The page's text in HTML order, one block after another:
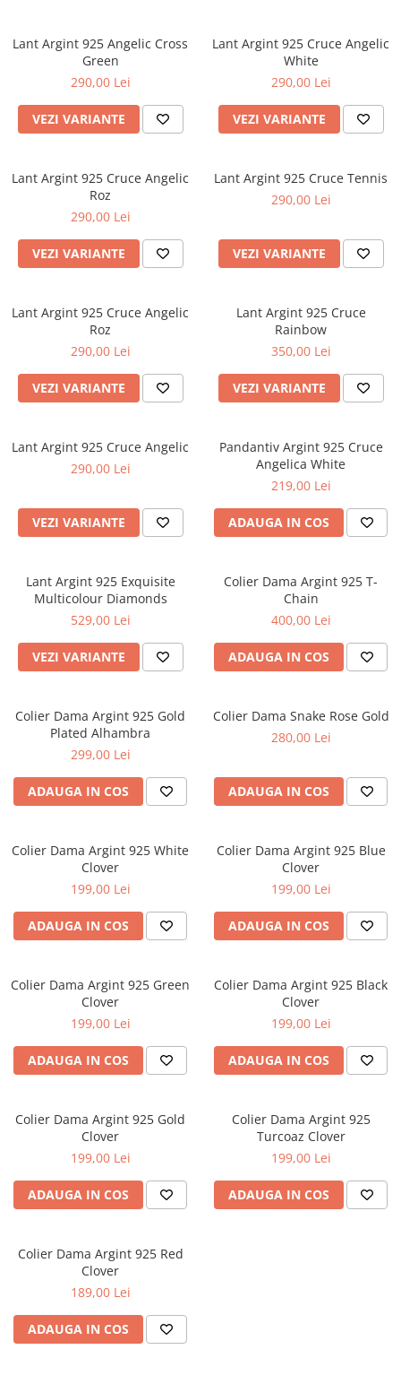
CEASURI DAMA
Lant Argint 925 Angelic Cross
Green
290,00 Lei
VEZI VARIANTE
Lant Argint 925 Cruce Angelic
White
290,00 Lei
VEZI VARIANTE
Lant Argint 925 Cruce Angelic
Roz
290,00 Lei
VEZI VARIANTE
Lant Argint 925 Cruce Tennis
290,00 Lei
VEZI VARIANTE
Lant Argint 925 Cruce Angelic
Roz
290,00 Lei
VEZI VARIANTE
Lant Argint 925 Cruce
Rainbow
350,00 Lei
VEZI VARIANTE
Lant Argint 925 Cruce Angelic
290,00 Lei
VEZI VARIANTE
Pandantiv Argint 925 Cruce
Angelica White
219,00 Lei
ADAUGA IN COS
Lant Argint 925 Exquisite
Multicolour Diamonds
529,00 Lei
VEZI VARIANTE
Colier Dama Argint 925 T-
Chain
400,00 Lei
ADAUGA IN COS
Colier Dama Argint 925 Gold
Plated Alhambra
299,00 Lei
ADAUGA IN COS
Colier Dama Snake Rose Gold
280,00 Lei
ADAUGA IN COS
Colier Dama Argint 925 White
Clover
199,00 Lei
ADAUGA IN COS
Colier Dama Argint 925 Blue
Clover
199,00 Lei
ADAUGA IN COS
Colier Dama Argint 925 Green
Clover
199,00 Lei
ADAUGA IN COS
Colier Dama Argint 925 Black
Clover
199,00 Lei
ADAUGA IN COS
Colier Dama Argint 925 Gold
Clover
199,00 Lei
ADAUGA IN COS
Colier Dama Argint 925
Turcoaz Clover
199,00 Lei
ADAUGA IN COS
Colier Dama Argint 925 Red
Clover
189,00 Lei
ADAUGA IN COS